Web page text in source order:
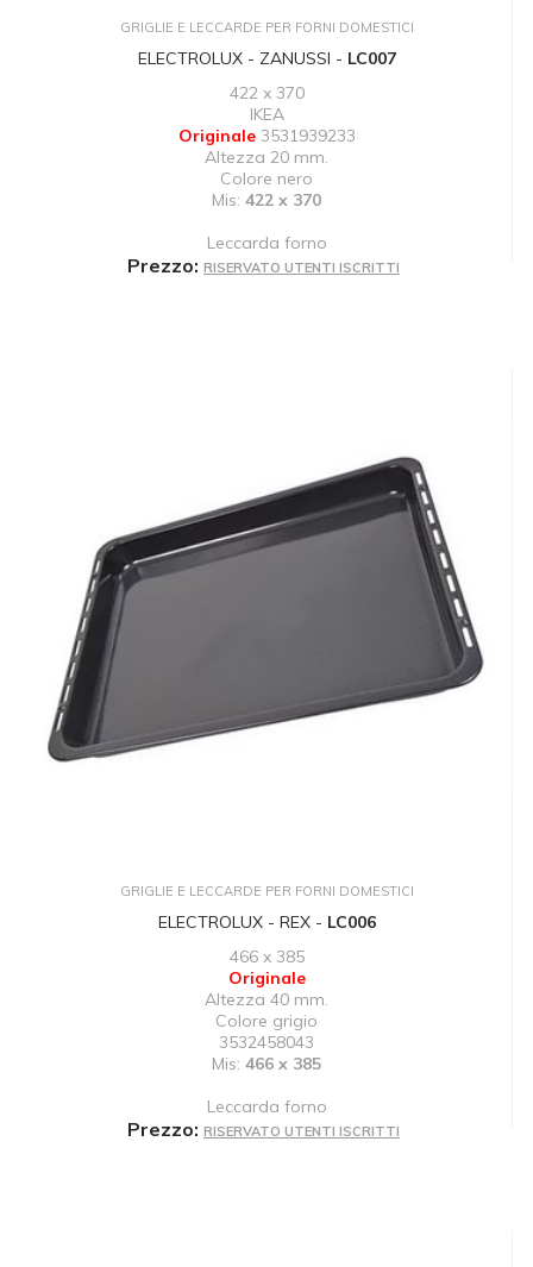
GRIGLIE E LECCARDE PER FORNI DOMESTICI
ELECTROLUX - ZANUSSI - LC007
422 x 370
IKEA
Originale3531939233
Altezza 20 mm.
Colore nero
Mis: 422 x 370
Leccarda forno
Prezzo: RISERVATO UTENTI ISCRITTI
GRIGLIE E LECCARDE PER FORNI DOMESTICI
ELECTROLUX - REX - LC006
466 x 385
Originale
Altezza 40 mm.
Colore grigio
3532458043
Mis: 466 x 385
Leccarda forno
Prezzo: RISERVATO UTENTI ISCRITTI